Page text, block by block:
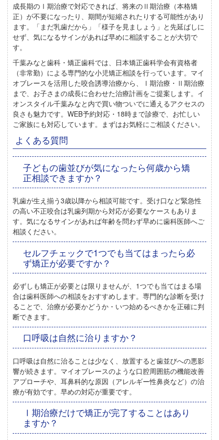
成長期のⅠ期治療で対応できれば、将来のⅡ期治療（本格矯
正）が不要になったり、期間が短縮されたりする可能性があり
ます。
「まだ乳歯だから」「様子を見ましょう」と先延ばしに
せず、気になるサインがあれば早めに相談することが大切で
す。
千葉みなと歯科・矯正歯科では、 日本矯正歯科学会有資格者
（非常勤）による専門的な小児矯正相談を行っています。マイ
オブレースを活用した咬合誘導治療から、Ⅰ期治療・Ⅱ期治療
まで、お子さまの成長に合わせた治療計画をご提案します。イ
オンスタイル千葉みなと内で買い物ついでに通えるアクセスの
良さも魅力です。WEB予約対応・18時まで診療で、お忙しい
ご家族にも対応しています。まずはお気軽にご相談ください。
よくある質問
子どもの歯並びが気になったら何歳から矯
正相談できますか？
乳歯が生え揃う3歳以降から相談可能です。受け口など緊急性
の高い不正咬合は乳歯列期から対応が必要なケースもありま
す。気になるサインがあれば年齢を問わず早めに歯科医師へご
相談ください。
セルフチェックで1つでも当てはまったら必
ず矯正が必要ですか？
必ずしも矯正が必要とは限りませんが、 1つでも当てはまる場
合は歯科医師への相談をおすすめします。専門的な診断を受け
ることで、治療が必要かどうか・いつ始めるべきかを正確に判
断できます。
口呼吸は自然に治りますか？
口呼吸は自然に治ることは少なく、放置すると歯並びへの悪影
響が続きます。マイオブレースのような口腔周囲筋の機能改善
アプローチや、耳鼻科的な原因（アレルギー性鼻炎など）の治
療が有効です。早めの対応が重要です。
Ⅰ期治療だけで矯正が完了することはあり
ますか？